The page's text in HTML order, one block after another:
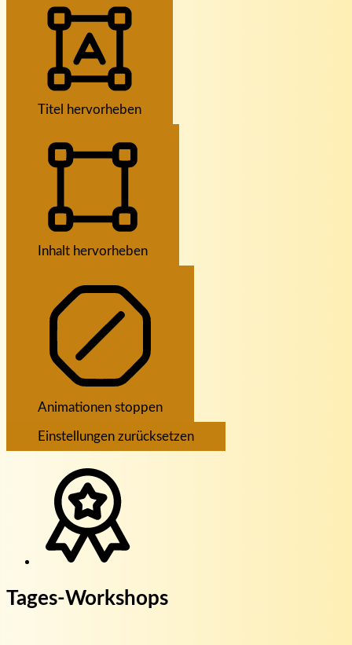
Titel hervorheben
Inhalt hervorheben
Animationen stoppen
Einstellungen zurücksetzen
Tages-Workshops